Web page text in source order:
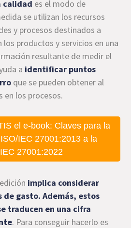
calidad es el modo de
se utilizan los recursos
y procesos destinados a
los productos y servicios en una
resultante de medir el
a identificar puntos
que se pueden obtener al
en los procesos.
el e-book: Claves para la
IEC 27001:2013 a la
27001:2022
implica considerar
gasto. Además, estos
traducen en una cifra
. Para conseguir hacerlo es